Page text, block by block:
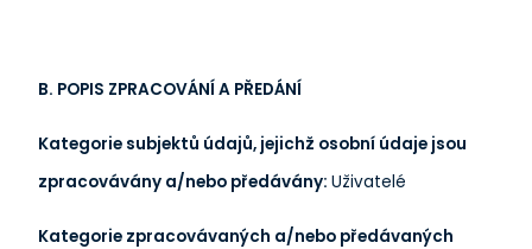
B. POPIS ZPRACOVÁNÍ A PŘEDÁNÍ
Kategorie subjektů údajů, jejichž osobní údaje jsou
zpracovávány a/nebo předávány: Uživatelé
Kategorie zpracovávaných a/nebo předávaných